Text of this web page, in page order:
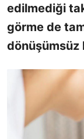
edilmediği
görme de
dönüşümsüz